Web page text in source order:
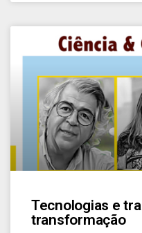
Tecnologias e
transformação